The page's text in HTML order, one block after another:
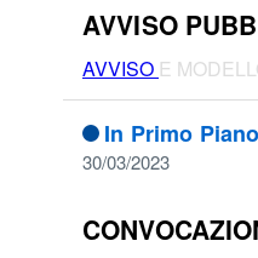
AVVISO
AVVISO E
In Primo Piano
30/03/2023